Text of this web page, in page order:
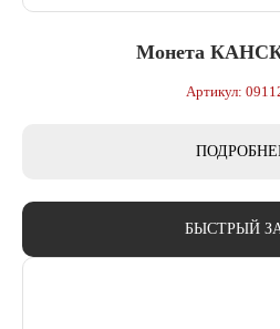
Монета
Артикул:
БЫСТРЫЙ